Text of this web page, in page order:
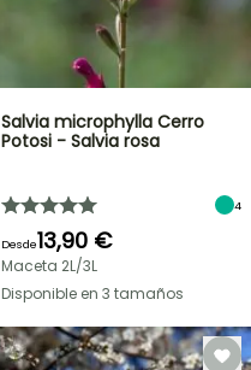
Salvia microphylla Cerro
Potosi - Salvia rosa
4
Desde13,90 €
Maceta 2L/3L
Disponible en 3 tamaños